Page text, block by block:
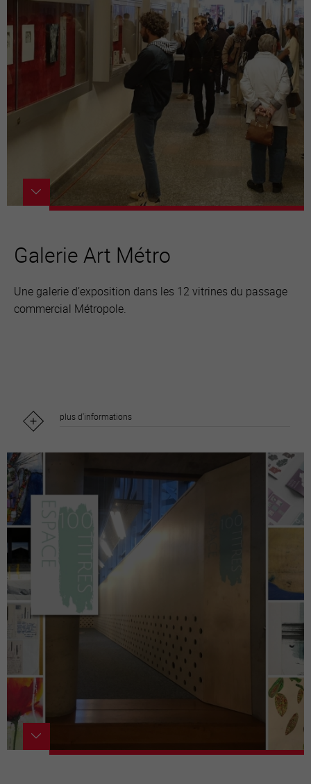
Galerie Art Métro
Une galerie d’exposition dans les 12 vitrines du passage
commercial Métropole.
plus d'informations